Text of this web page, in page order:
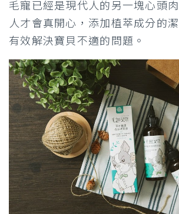
毛寵已經是現代人的另一塊心頭
人才會真開心，添加植萃成分的
有效解決寶貝不適的問題。